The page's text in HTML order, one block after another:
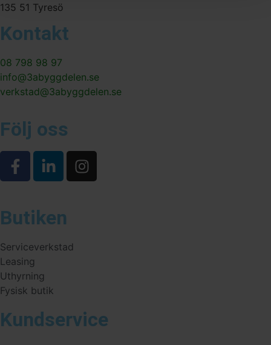
135 51 Tyresö
Kontakt
08 798 98 97
info@3abyggdelen.se
verkstad@3abyggdelen.se
Följ oss
Butiken
Serviceverkstad
Leasing
Uthyrning
Fysisk butik
Kundservice